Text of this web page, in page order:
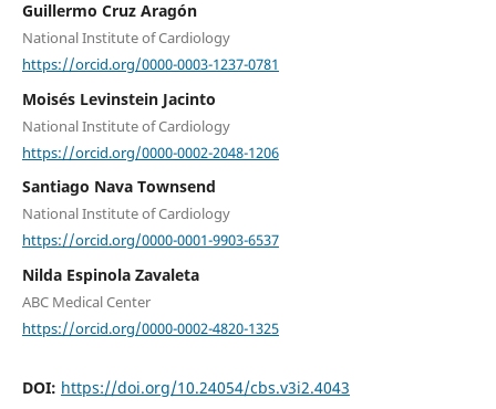
Guillermo Cruz Aragón
National Institute of Cardiology
https://orcid.org/0000-0003-1237-0781
Moisés Levinstein Jacinto
National Institute of Cardiology
https://orcid.org/0000-0002-2048-1206
Santiago Nava Townsend
National Institute of Cardiology
https://orcid.org/0000-0001-9903-6537
Nilda Espinola Zavaleta
ABC Medical Center
https://orcid.org/0000-0002-4820-1325
DOI: https://doi.org/10.24054/cbs.v3i2.4043